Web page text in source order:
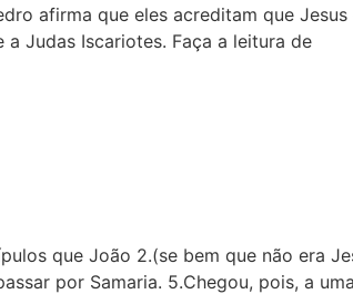
afirma que eles acreditam que Jesus
Judas Iscariotes. Faça a leitura de
que João 2.(se bem que não era
por Sa­maria. 5.Chegou, pois, a uma